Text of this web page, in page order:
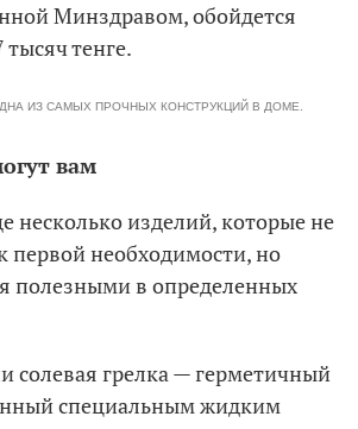
Минздравом, обойдется
тенге.
ИЗ САМЫХ ПРОЧНЫХ КОНСТРУКЦИЙ В ДОМЕ.
вам
несколько изделий, которые не
первой необходимости, но
полезными в определенных
солевая грелка — герметичный
специальным жидким